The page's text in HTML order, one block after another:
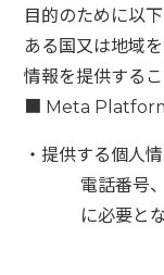
目的のために以
ある国又は地域
情報を提供するこ
■ Meta
・提供する個人
電話番号
に必要と